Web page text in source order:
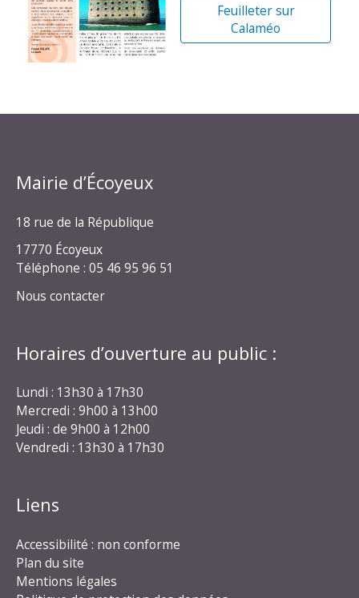
Feuilleter sur
Calaméo
Mairie d’Écoyeux
18 rue de la République
17770 Écoyeux
Téléphone : 05 46 95 96 51
Nous contacter
Horaires d’ouverture au public :
Lundi : 13h30 à 17h30
Mercredi : 9h00 à 13h00
Jeudi : de 9h00 à 12h00
Vendredi : 13h30 à 17h30
Liens
Accessibilité : non conforme
Plan du site
Mentions légales